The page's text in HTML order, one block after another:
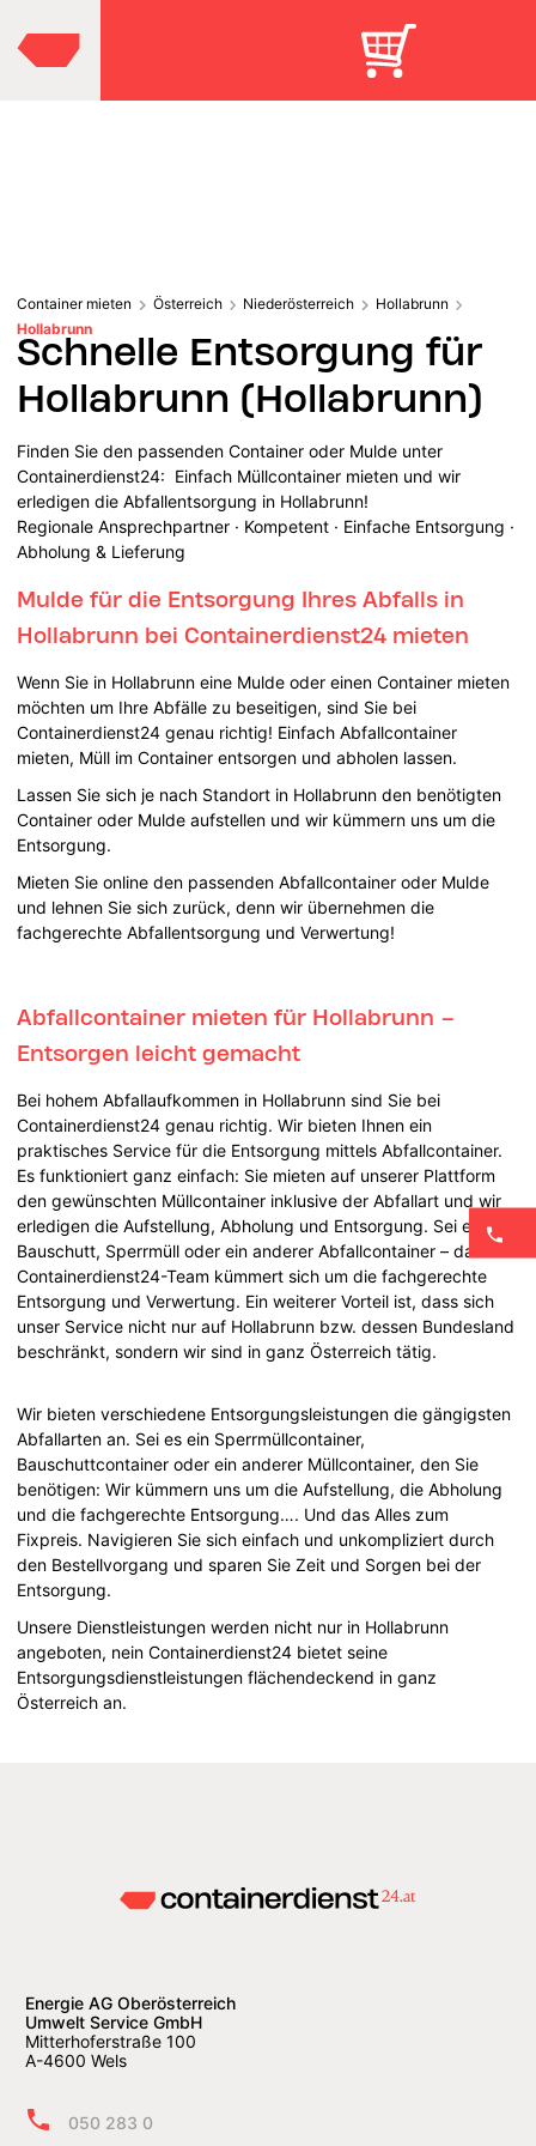
Container mieten Österreich Niederösterreich
Hollabrunn
Hollabrunn
Schnelle Entsorgung für
Hollabrunn (Hollabrunn)
Finden Sie den passenden Container oder Mulde unter
Containerdienst24: Einfach Müllcontainer mieten und wir
erledigen die Abfallentsorgung in Hollabrunn!
Regionale Ansprechpartner · Kompetent · Einfache Entsorgung ·
Abholung & Lieferung
Mulde für die Entsorgung Ihres Abfalls in
Hollabrunn bei Containerdienst24 mieten
Wenn Sie in Hollabrunn eine Mulde oder einen Container mieten
möchten um Ihre Abfälle zu beseitigen, sind Sie bei
Containerdienst24 genau richtig! Einfach Abfallcontainer
mieten, Müll im Container entsorgen und abholen lassen.
Lassen Sie sich je nach Standort in Hollabrunn den benötigten
Container oder Mulde aufstellen und wir kümmern uns um die
Entsorgung.
Mieten Sie online den passenden Abfallcontainer oder Mulde
und lehnen Sie sich zurück, denn wir übernehmen die
fachgerechte Abfallentsorgung und Verwertung!
Abfallcontainer mieten für Hollabrunn –
Entsorgen leicht gemacht
Bei hohem Abfallaufkommen in Hollabrunn sind Sie bei
Containerdienst24 genau richtig. Wir bieten Ihnen ein
praktisches Service für die Entsorgung mittels Abfallcontainer.
Es funktioniert ganz einfach: Sie mieten auf unserer Plattform
den gewünschten Müllcontainer inklusive der Abfallart und wir
erledigen die Aufstellung, Abholung und Entsorgung. Sei es ein
Bauschutt, Sperrmüll oder ein anderer Abfallcontainer – das
Containerdienst24-Team kümmert sich um die fachgerechte
Entsorgung und Verwertung. Ein weiterer Vorteil ist, dass sich
unser Service nicht nur auf Hollabrunn bzw. dessen Bundesland
beschränkt, sondern wir sind in ganz Österreich tätig.
Wir bieten verschiedene Entsorgungsleistungen die gängigsten
Abfallarten an. Sei es ein Sperrmüllcontainer,
Bauschuttcontainer oder ein anderer Müllcontainer, den Sie
benötigen: Wir kümmern uns um die Aufstellung, die Abholung
und die fachgerechte Entsorgung…. Und das Alles zum
Fixpreis. Navigieren Sie sich einfach und unkompliziert durch
den Bestellvorgang und sparen Sie Zeit und Sorgen bei der
Entsorgung.
Unsere Dienstleistungen werden nicht nur in Hollabrunn
angeboten, nein Containerdienst24 bietet seine
Entsorgungsdienstleistungen flächendeckend in ganz
Österreich an.
Energie AG Oberösterreich
Umwelt Service GmbH
Mitterhoferstraße 100
A-4600 Wels
050 283 0